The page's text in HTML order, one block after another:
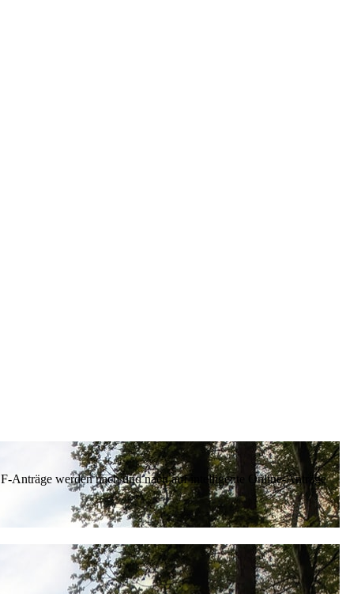
Anträge werden nach und nach auf intelligente Online-Anträge